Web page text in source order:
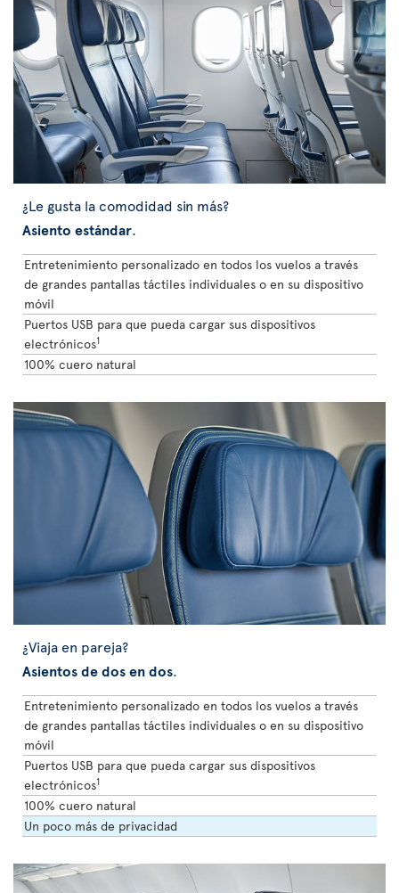
¿Le gusta la comodidad sin más?
Asiento estándar.
Entretenimiento personalizado en todos los vuelos a través
de grandes pantallas táctiles individuales o en su dispositivo
móvil
Puertos USB para que pueda cargar sus dispositivos
electrónicos1
100% cuero natural
¿Viaja en pareja?
Asientos de dos en dos.
Entretenimiento personalizado en todos los vuelos a través
de grandes pantallas táctiles individuales o en su dispositivo
móvil
Puertos USB para que pueda cargar sus dispositivos
electrónicos1
100% cuero natural
Un poco más de privacidad